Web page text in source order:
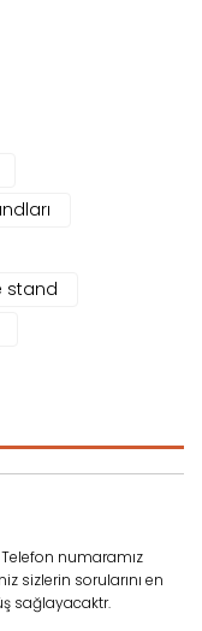
stand
numaramız
sizlerin sorularını en
sağlayacaktr.